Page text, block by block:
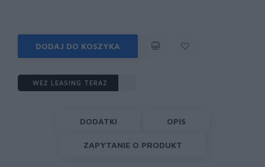
DODAJ DO KOSZYKA
WEŹ LEASING TERAZ
DODATKI OPIS
ZAPYTANIE O PRODUKT